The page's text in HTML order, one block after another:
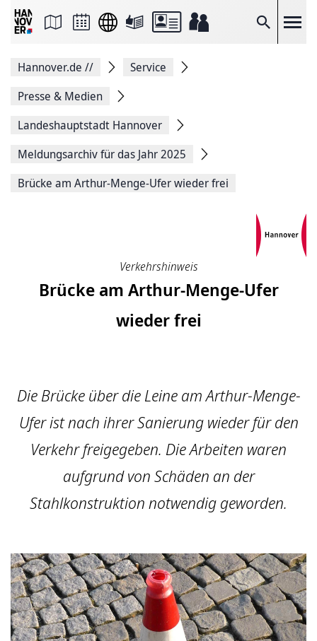
Suche
Seite
Facebook
teilen
Seitenlink
Seite
Hannover.de //
Service
Presse & Medien
Landeshauptstadt Hannover
Meldungsarchiv für das Jahr 2025
Brücke am Arthur-Menge-Ufer wieder frei
Verkehrshinweis
Brücke am Arthur-Menge-Ufer
wieder frei
Die Brücke über die Leine am Arthur-Menge-
Ufer ist nach ihrer Sanierung wieder für den
Verkehr freigegeben. Die Arbeiten waren
aufgrund von Schäden an der
Stahlkonstruktion notwendig geworden.